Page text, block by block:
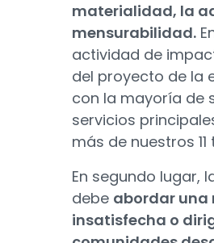
materialidad, la
mensurabilidad.
actividad de
del proyecto de la
con la mayoría de
servicios
más de nuestros
En segundo lugar,
debe abordar una
insatisfecha o